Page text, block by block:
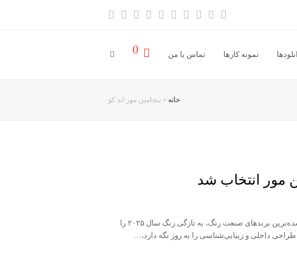
FacebookPinterest
Dribbble
Instagram
LinkedIn
YoutubeVimeo خبر
آدرس
نمونه کارها تماس با من 0
خانه » بنجامین مور اند کو
شرکت بنجامین مور Benjamin Moore ، یکی از معتبرترین و شناخته‌شده‌ترین برندهای صنعت رنگ، به تازگی رنگ سال ۲۰۲۵ را
داخلی و زیبایی‌شناسی را به روز نگه دارد،…